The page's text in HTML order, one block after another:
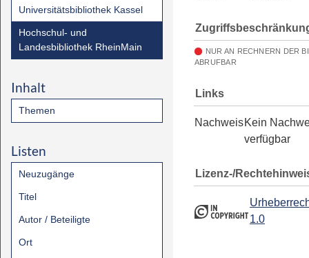
Universitätsbibliothek Kassel
Hochschul- und
Landesbibliothek RheinMain
Inhalt
Themen
Listen
Neuzugänge
Titel
Autor / Beteiligte
Ort
NUR AN RECHNERN DER
ABRUFBAR
Links
NachweisKein
verfügbar
Lizenz-/
1.0